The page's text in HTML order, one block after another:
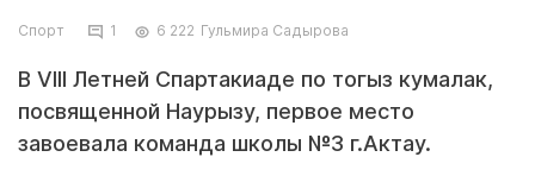
Спорт 1 6 222 Гульмира Садырова
В VIII Летней Спартакиаде по тогыз кумалак,
посвященной Наурызу, первое место
завоевала команда школы №3 г.Актау.